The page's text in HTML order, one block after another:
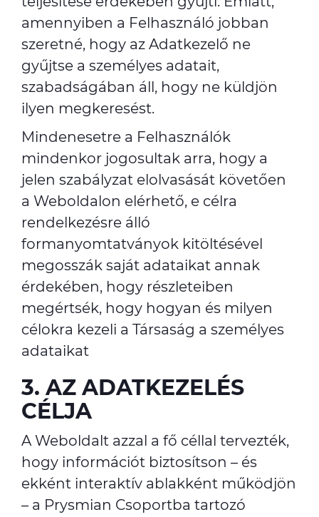
amennyiben a Felhasználó jobban
szeretné, hogy az Adatkezelő ne
gyűjtse a személyes adatait,
szabadságában áll, hogy ne küldjön
ilyen megkeresést.
Mindenesetre a Felhasználók
mindenkor jogosultak arra, hogy a
jelen szabályzat elolvasását követően
a Weboldalon elérhető, e célra
rendelkezésre álló
formanyomtatványok kitöltésével
megosszák saját adataikat annak
érdekében, hogy részleteiben
megértsék, hogy hogyan és milyen
célokra kezeli a Társaság a személyes
adataikat
3. AZ ADATKEZELÉS
CÉLJA
A Weboldalt azzal a fő céllal tervezték,
hogy információt biztosítson – és
ekként interaktív ablakként működjön
– a Prysmian Csoportba tartozó